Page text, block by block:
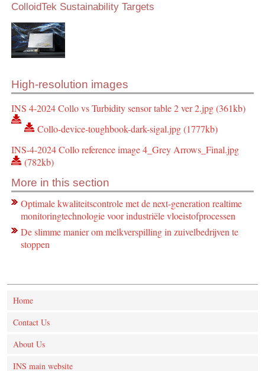
ColloidTek Sustainability Targets
High-resolution images
INS 4-2024 Collo vs Turbidity sensor table 2 ver 2.jpg (361kb)
Collo-device-toughbook-dark-sigal.jpg (1777kb)
INS-4-2024 Collo reference image 4_Grey Arrows_Final.jpg
(782kb)
More in this section
Optimale kwaliteitscontrole met de next-generation realtime
monitoringtechnologie voor industriële vloeistofprocessen
De slimme manier om melkverspilling in zuivelbedrijven te
stoppen
Home
Contact Us
About Us
INS main website